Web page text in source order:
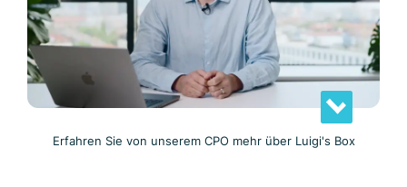
Erfahren Sie von unserem CPO mehr über Luigi's Box